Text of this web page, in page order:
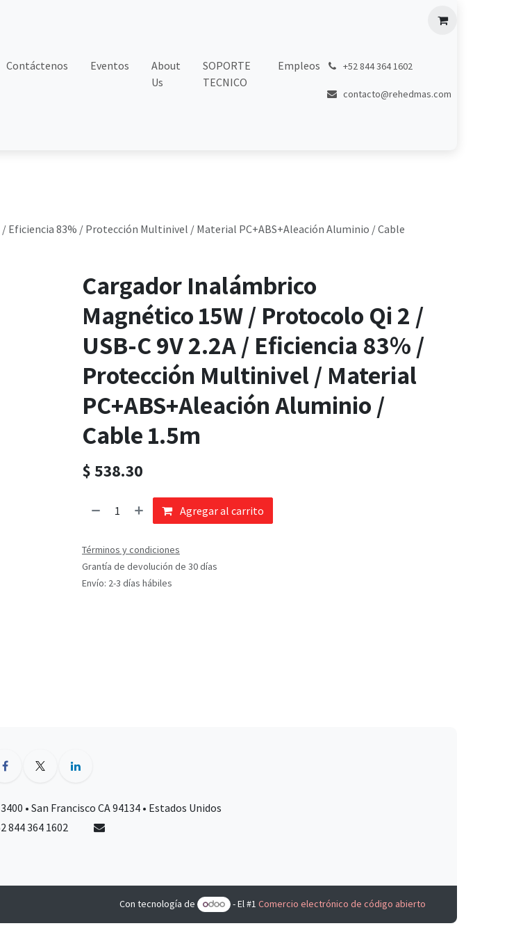
Contáctenos Eventos
About
Us
SOPORTE
TECNICO
Empleos +52 844 364 1602
contacto@rehedmas.com
Eficiencia 83% / Protección Multinivel / Material PC+ABS+Aleación Aluminio / Cable
Cargador Inalámbrico
Magnético 15W / Protocolo Qi 2 /
USB-C 9V 2.2A / Eficiencia 83% /
Protección Multinivel / Material
PC+ABS+Aleación Aluminio /
Cable 1.5m
$538.30
Agregar al carrito
Términos y condiciones
Grantía de devolución de 30 días
Envío: 2-3 días hábiles
• San Francisco CA 94134 • Estados Unidos
844 364 1602
Con tecnología de - El #1 Comercio electrónico de código abierto